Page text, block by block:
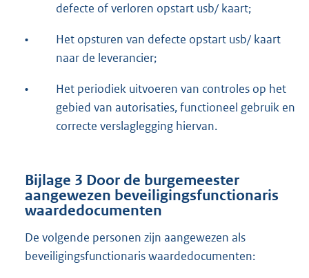
defecte of verloren opstart usb/ kaart;
•
Het opsturen van defecte opstart usb/ kaart
naar de leverancier;
•
Het periodiek uitvoeren van controles op het
gebied van autorisaties, functioneel gebruik en
correcte verslaglegging hiervan.
Bijlage 3 Door de burgemeester
aangewezen beveiligingsfunctionaris
waardedocumenten
De volgende personen zijn aangewezen als
beveiligingsfunctionaris waardedocumenten: